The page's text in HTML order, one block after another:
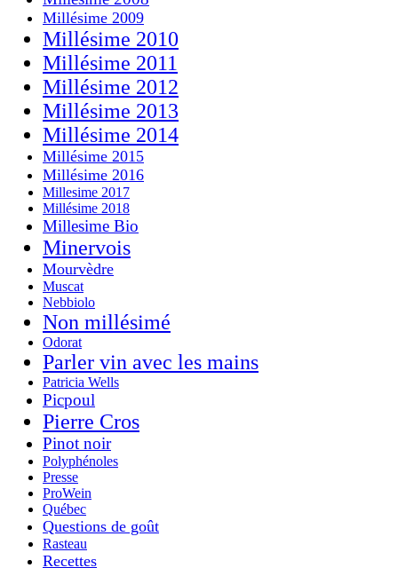
Millésime 2009
Millésime 2010
Millésime 2011
Millésime 2012
Millésime 2013
Millésime 2014
Millésime 2015
Millésime 2016
Millesime 2017
Millésime 2018
Millesime Bio
Minervois
Mourvèdre
Muscat
Nebbiolo
Non millésimé
Odorat
Parler vin avec les mains
Patricia Wells
Picpoul
Pierre Cros
Pinot noir
Polyphénoles
Presse
ProWein
Québec
Questions de goût
Rasteau
Recettes